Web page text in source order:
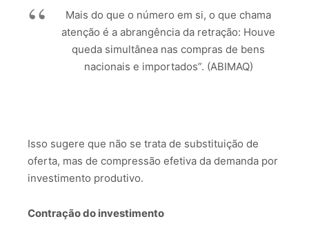
Mais do que o número em si, o que chama
atenção é a abrangência da retração: Houve
queda simultânea nas compras de bens
nacionais e importados”. (ABIMAQ)
Isso sugere que não se trata de substituição de
oferta, mas de compressão efetiva da demanda por
investimento produtivo.
Contração do investimento